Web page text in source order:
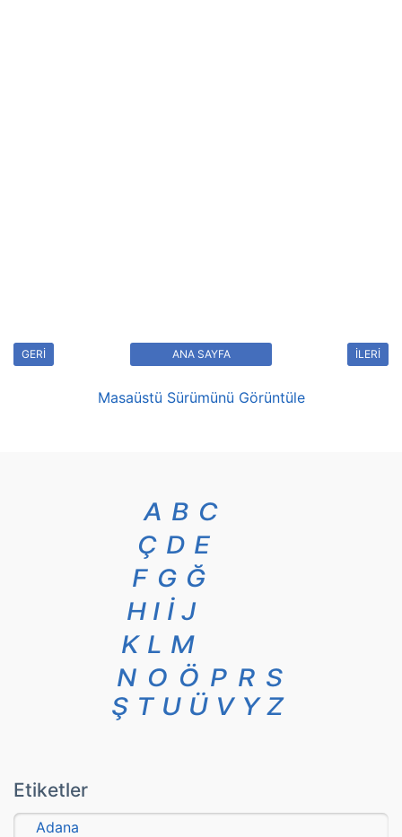
GERİ İLERİ
ANA SAYFA
Masaüstü Sürümünü Görüntüle
A B C
Ç D E
F G Ğ
H I İ J
K L M
N O Ö P R S
Ş T U Ü V Y Z
Etiketler
Adana